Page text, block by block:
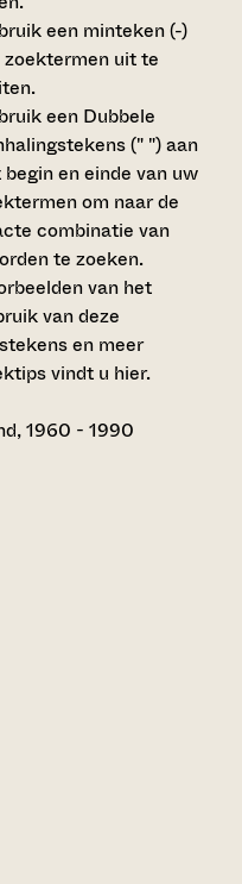
een minteken (-)
zoektermen uit te
een Dubbele
(" ")aan
begin en einde van uw
om naar de
combinatie van
te zoeken.
van het
van deze
en meer
vindt u hier.
1960 - 1990